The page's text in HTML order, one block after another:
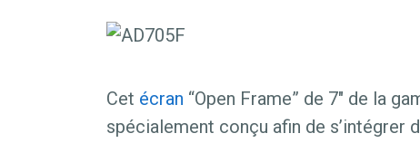
Cet écran “Open Frame” de 7″ de la
spécialement conçu afin de s’intégrer